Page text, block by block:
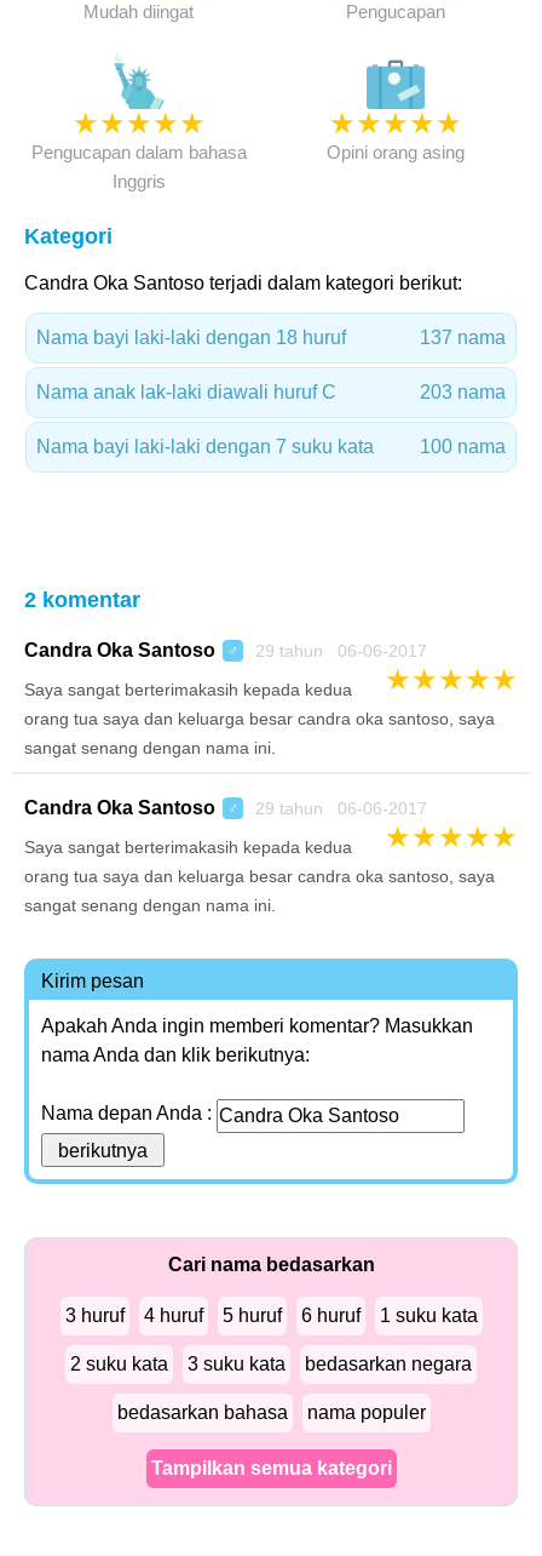
Mudah diingat Pengucapan
★★★★★
Pengucapan dalam bahasa
Inggris
★★★★★
Opini orang asing
Kategori
Candra Oka Santoso terjadi dalam kategori berikut:
Nama bayi laki-laki dengan 18 huruf 137 nama
Nama anak lak-laki diawali huruf C 203 nama
Nama bayi laki-laki dengan 7 suku kata 100 nama
2 komentar
Candra Oka Santoso ♂ 29 tahun 06-06-2017
★★★★★
Saya sangat berterimakasih kepada kedua
orang tua saya dan keluarga besar candra oka santoso, saya
sangat senang dengan nama ini.
Candra Oka Santoso ♂ 29 tahun 06-06-2017
★★★★★
Saya sangat berterimakasih kepada kedua
orang tua saya dan keluarga besar candra oka santoso, saya
sangat senang dengan nama ini.
Kirim pesan
Apakah Anda ingin memberi komentar? Masukkan
nama Anda dan klik berikutnya:
Nama depan Anda :
Cari nama bedasarkan
3 huruf 4 huruf 5 huruf 6 huruf 1 suku kata
2 suku kata 3 suku kata bedasarkan negara
bedasarkan bahasa nama populer
Tampilkan semua kategori